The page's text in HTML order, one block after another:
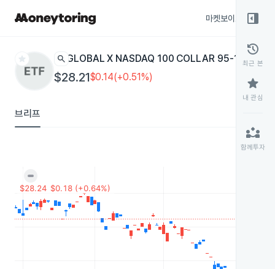
마켓보이스
star search GLOBAL X NASDAQ 100 COLLAR 95-110 QCLR
$28.21$0.14(+0.51%)
브리프
right_panel_open
history
최근 본
star
내 관심
partner_exchange
함께투자